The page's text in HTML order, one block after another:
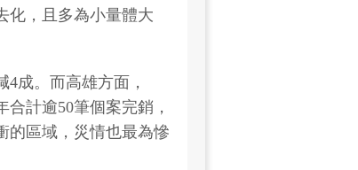
化，且多為小量體大
成。而高雄方面，
計逾50筆個案完銷，
的區域，災情也最為慘